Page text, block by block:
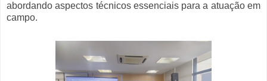
abordando aspectos técnicos essenciais para a atuação em
campo.